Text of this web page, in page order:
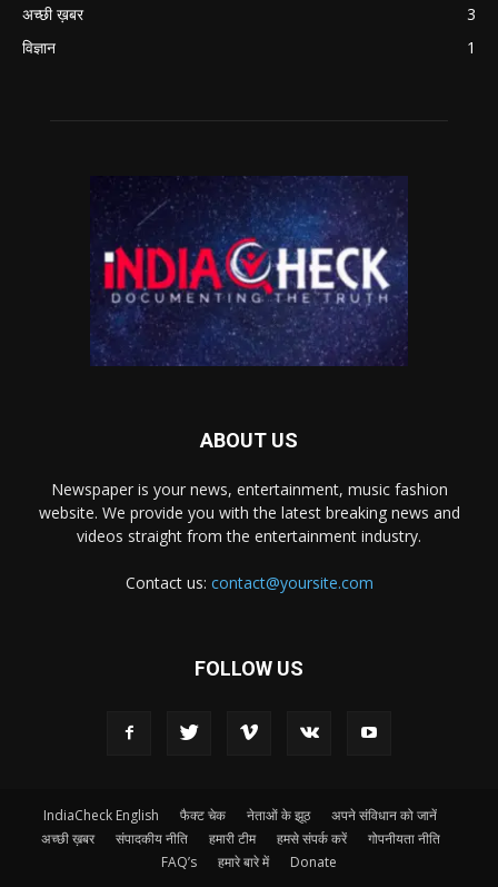
अच्छी ख़बर
3
विज्ञान
1
ABOUT US
Newspaper is your news, entertainment, music fashion
website. We provide you with the latest breaking news and
videos straight from the entertainment industry.
Contact us: contact@yoursite.com
FOLLOW US
IndiaCheck English फैक्ट चेक नेताओं के झूठ
अपने संविधान को जानें
अच्छी ख़बर
संपादकीय नीति हमारी टीम हमसे संपर्क करें
गोपनीयता नीति
FAQ’s
हमारे बारे में Donate